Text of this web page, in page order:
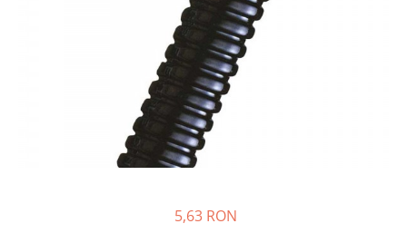
5,63 RON